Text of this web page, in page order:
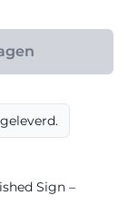
Sign –